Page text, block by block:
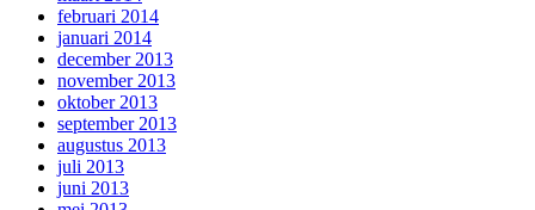
februari 2014
januari 2014
december 2013
november 2013
oktober 2013
september 2013
augustus 2013
juli 2013
juni 2013